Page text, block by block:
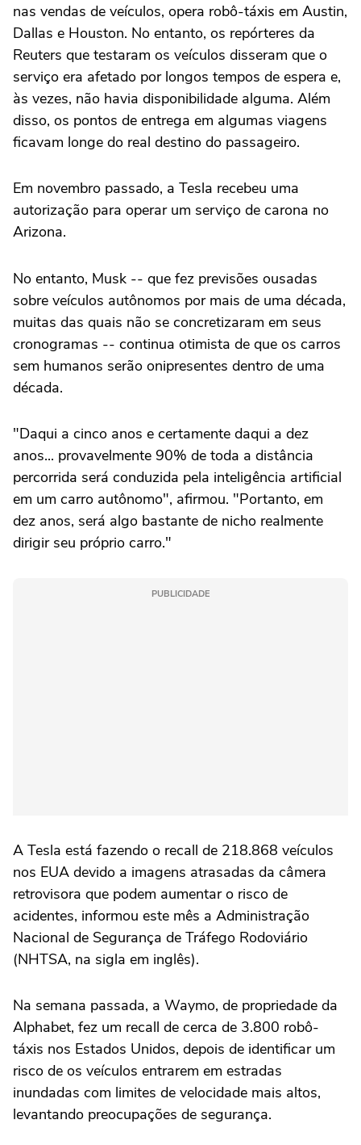
nas vendas de veículos, opera robô-táxis em Austin,
Dallas e Houston. No entanto, os repórteres da
Reuters ‌que testaram os veículos disseram que o
serviço era ‌afetado por longos tempos de espera e,
às vezes, não havia disponibilidade ⁠alguma. Além
disso, os pontos de entrega em algumas viagens
ficavam longe do real destino do passageiro.
Em novembro passado, a Tesla recebeu uma
autorização para operar um serviço de carona no
Arizona.
No entanto, Musk -- que fez previsões ousadas
sobre veículos autônomos por mais de uma década,
muitas das quais não se concretizaram em seus
cronogramas -- continua ‌otimista de que os carros
sem humanos serão onipresentes dentro de uma
década.
"Daqui a cinco ‌anos e certamente daqui a ⁠dez
anos... provavelmente ⁠90% de toda a distância
percorrida será conduzida pela inteligência artificial
em um carro autônomo", afirmou. "Portanto, ⁠em
dez anos, será algo bastante de nicho ‌realmente
dirigir seu próprio carro."
PUBLICIDADE
A ‌Tesla está fazendo o recall de 218.868 veículos
nos EUA devido a imagens atrasadas da câmera
retrovisora que podem aumentar o risco de
acidentes, informou este mês a Administração
Nacional de Segurança de Tráfego Rodoviário
(NHTSA, na sigla em inglês).
Na ⁠semana passada, a Waymo, de propriedade da
Alphabet, fez um recall de cerca de 3.800 robô-
táxis nos Estados Unidos, depois de identificar um
risco de os veículos entrarem em estradas
inundadas com limites de velocidade mais altos,
levantando preocupações de segurança.